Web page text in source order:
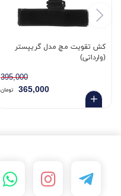
کش تقویت مچ مدل گریپستر
(وارداتی)
395,000
365,000 تومان